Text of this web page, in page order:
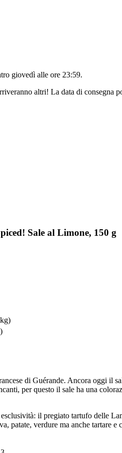
giovedì alle ore 23:59.
altri! La data di consegna
Sale al Limone, 150 g
di Guérande. Ancora oggi il
per questo il sale ha una
il pregiato tartufo delle
patate, verdure ma anche tartare